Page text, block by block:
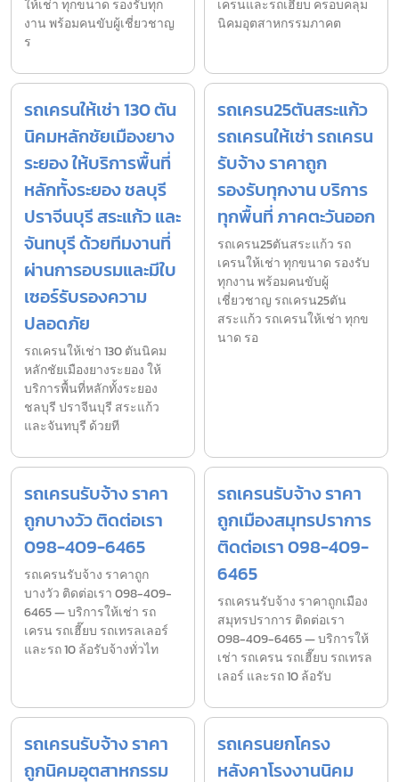
ให้เช่า ทุกขนาด รองรับทุก
งาน พร้อมคนขับผู้เชี่ยวชาญ
ร
เครนและรถเฮี๊ยบ ครอบคลุม
นิคมอุตสาหกรรมภาคต
รถเครนให้เช่า 130 ตัน
นิคมหลักชัยเมืองยาง
ระยอง ให้บริการพื้นที่
หลักทั้งระยอง ชลบุรี
ปราจีนบุรี สระแก้ว และ
จันทบุรี ด้วยทีมงานที่
ผ่านการอบรมและมีใบ
เซอร์รับรองความ
ปลอดภัย
รถเครนให้เช่า 130 ตันนิคม
หลักชัยเมืองยางระยอง ให้
บริการพื้นที่หลักทั้งระยอง
ชลบุรี ปราจีนบุรี สระแก้ว
และจันทบุรี ด้วยที
รถเครน25ตันสระแก้ว
รถเครนให้เช่า รถเครน
รับจ้าง ราคาถูก
รองรับทุกงาน บริการ
ทุกพื้นที่ ภาคตะวันออก
รถเครน25ตันสระแก้ว รถ
เครนให้เช่า ทุกขนาด รองรับ
ทุกงาน พร้อมคนขับผู้
เชี่ยวชาญ รถเครน25ตัน
สระแก้ว รถเครนให้เช่า ทุกข
นาด รอ
รถเครนรับจ้าง ราคา
ถูกบางวัว ติดต่อเรา
098-409-6465
รถเครนรับจ้าง ราคาถูก
บางวัว ติดต่อเรา 098-409-
6465 — บริการให้เช่า รถ
เครน รถเฮี๊ยบ รถเทรลเลอร์
และรถ 10 ล้อรับจ้างทั่วไท
รถเครนรับจ้าง ราคา
ถูกเมืองสมุทรปราการ
ติดต่อเรา 098-409-
6465
รถเครนรับจ้าง ราคาถูกเมือง
สมุทรปราการ ติดต่อเรา
098-409-6465 — บริการให้
เช่า รถเครน รถเฮี๊ยบ รถเทรล
เลอร์ และรถ 10 ล้อรับ
รถเครนรับจ้าง ราคา
ถูกนิคมอุตสาหกรรม
รถเครนยกโครง
หลังคาโรงงานนิคม